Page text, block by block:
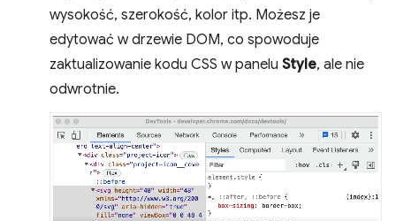
wysokość, szerokość, kolor itp. Możesz je
edytować w drzewie DOM, co spowoduje
zaktualizowanie kodu CSS w panelu Style, ale nie
odwrotnie.